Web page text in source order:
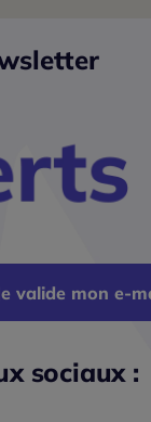
valide mon e-
sociaux :